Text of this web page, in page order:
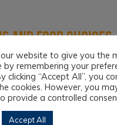
and Food Choices
è necessario garantire
al cibo. Tale problema
della Carta di Milano a margine
diritto ad alimentarsi secondo
culturale e religiosa. Il…
website to give you the
by remembering your
clicking “Accept All”, you
cookies. However, you
provide a controlled
Accept All